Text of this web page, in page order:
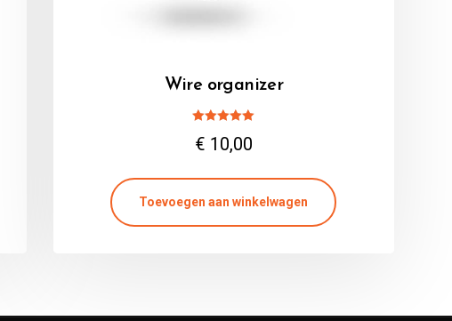
Wire organizer
5.00
uit 5
€ 10,00
Toevoegen aan winkelwagen